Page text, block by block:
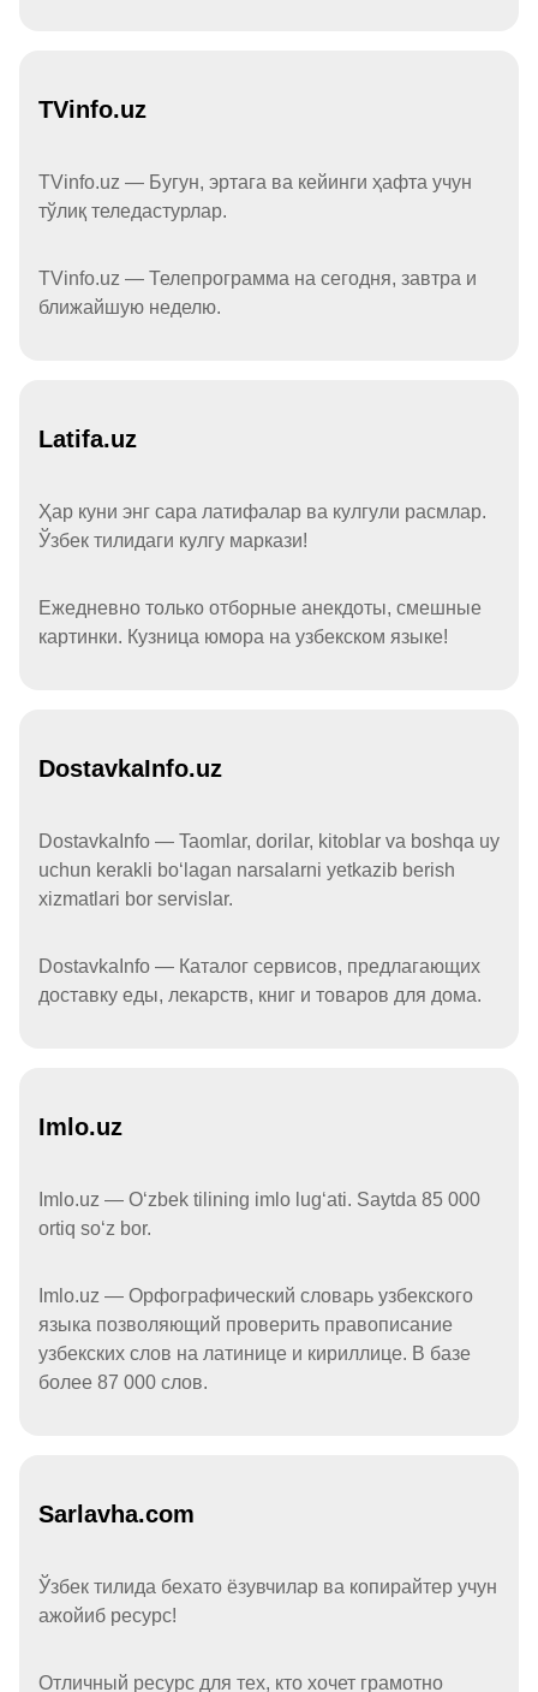
TVinfo.uz
TVinfo.uz — Бугун, эртага ва кейинги ҳафта учун
тўлиқ теледастурлар.
TVinfo.uz — Телепрограмма на сегодня, завтра и
ближайшую неделю.
Latifa.uz
Ҳар куни энг сара латифалар ва кулгули расмлар.
Ўзбек тилидаги кулгу маркази!
Ежедневно только отборные анекдоты, смешные
картинки. Кузница юмора на узбекском языке!
DostavkaInfo.uz
DostavkaInfo — Taomlar, dorilar, kitoblar va boshqa uy
uchun kerakli boʻlagan narsalarni yetkazib berish
xizmatlari bor servislar.
DostavkaInfo — Каталог сервисов, предлагающих
доставку еды, лекарств, книг и товаров для дома.
Imlo.uz
Imlo.uz — Oʻzbek tilining imlo lugʻati. Saytda 85 000
ortiq soʻz bor.
Imlo.uz — Орфографический словарь узбекского
языка позволяющий проверить правописание
узбекских слов на латинице и кириллице. В базе
более 87 000 слов.
Sarlavha.com
Ўзбек тилида бехато ёзувчилар ва копирайтер учун
ажойиб ресурс!
Отличный ресурс для тех, кто хочет грамотно